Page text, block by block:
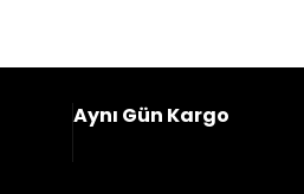
Aynı Gün Kargo